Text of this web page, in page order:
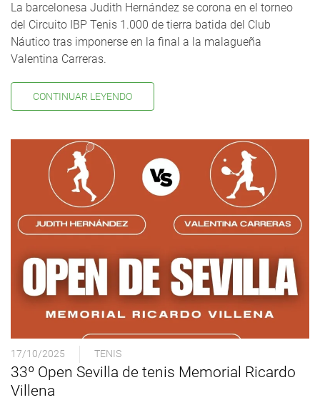
La barcelonesa Judith Hernández se corona en el torneo
del Circuito IBP Tenis 1.000 de tierra batida del Club
Náutico tras imponerse en la final a la malagueña
Valentina Carreras.
CONTINUAR LEYENDO
17/10/2025 TENIS
33º Open Sevilla de tenis Memorial Ricardo
Villena